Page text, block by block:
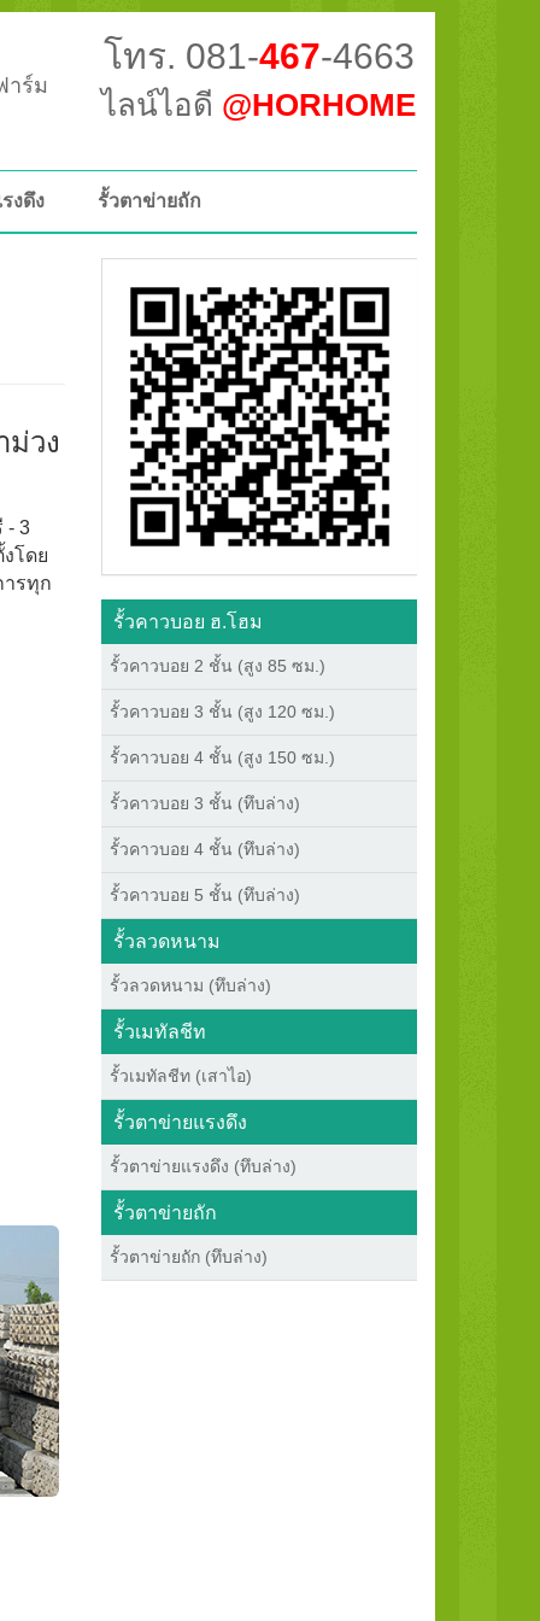
าร์ม
โทร. 081-467-4663
ไลน์ไอดี @HORHOME
งดึง รั้วตาข่ายถัก
ม่วง
- 3
โดย
ารทุก
รั้วคาวบอย ฮ.โฮม
รั้วคาวบอย 2 ชั้น (สูง 85 ซม.)
รั้วคาวบอย 3 ชั้น (สูง 120 ซม.)
รั้วคาวบอย 4 ชั้น (สูง 150 ซม.)
รั้วคาวบอย 3 ชั้น (ทึบล่าง)
รั้วคาวบอย 4 ชั้น (ทึบล่าง)
รั้วคาวบอย 5 ชั้น (ทึบล่าง)
รั้วลวดหนาม
รั้วลวดหนาม (ทึบล่าง)
รั้วเมทัลชีท
รั้วเมทัลชีท (เสาไอ)
รั้วตาข่ายแรงดึง
รั้วตาข่ายแรงดึง (ทึบล่าง)
รั้วตาข่ายถัก
รั้วตาข่ายถัก (ทึบล่าง)